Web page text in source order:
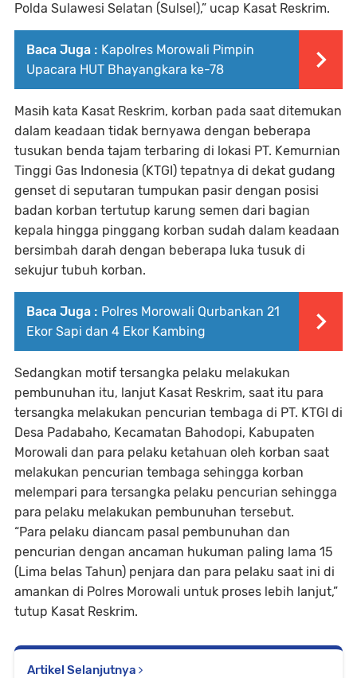
Polda Sulawesi Selatan (Sulsel),” ucap Kasat Reskrim.
Baca Juga : Kapolres Morowali Pimpin
Upacara HUT Bhayangkara ke-78
Masih kata Kasat Reskrim, korban pada saat ditemukan
dalam keadaan tidak bernyawa dengan beberapa
tusukan benda tajam terbaring di lokasi PT. Kemurnian
Tinggi Gas Indonesia (KTGI) tepatnya di dekat gudang
genset di seputaran tumpukan pasir dengan posisi
badan korban tertutup karung semen dari bagian
kepala hingga pinggang korban sudah dalam keadaan
bersimbah darah dengan beberapa luka tusuk di
sekujur tubuh korban.
Baca Juga : Polres Morowali Qurbankan 21
Ekor Sapi dan 4 Ekor Kambing
Sedangkan motif tersangka pelaku melakukan
pembunuhan itu, lanjut Kasat Reskrim, saat itu para
tersangka melakukan pencurian tembaga di PT. KTGI di
Desa Padabaho, Kecamatan Bahodopi, Kabupaten
Morowali dan para pelaku ketahuan oleh korban saat
melakukan pencurian tembaga sehingga korban
melempari para tersangka pelaku pencurian sehingga
para pelaku melakukan pembunuhan tersebut.
“Para pelaku diancam pasal pembunuhan dan
pencurian dengan ancaman hukuman paling lama 15
(Lima belas Tahun) penjara dan para pelaku saat ini di
amankan di Polres Morowali untuk proses lebih lanjut,”
tutup Kasat Reskrim.
Artikel Selanjutnya